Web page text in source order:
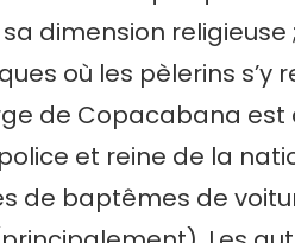
dimension religieuse ;
où les pèlerins s’y
de Copacabana est
et reine de la
de baptêmes de